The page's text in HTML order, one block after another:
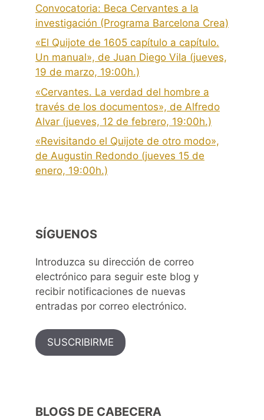
Convocatoria: Beca Cervantes a la
investigación (Programa Barcelona Crea)
«El Quijote de 1605 capítulo a capítulo.
Un manual», de Juan Diego Vila (jueves,
19 de marzo, 19:00h.)
«Cervantes. La verdad del hombre a
través de los documentos», de Alfredo
Alvar (jueves, 12 de febrero, 19:00h.)
«Revisitando el Quijote de otro modo»,
de Augustin Redondo (jueves 15 de
enero, 19:00h.)
SÍGUENOS
Introduzca su dirección de correo
electrónico para seguir este blog y
recibir notificaciones de nuevas
entradas por correo electrónico.
SUSCRIBIRME
BLOGS DE CABECERA